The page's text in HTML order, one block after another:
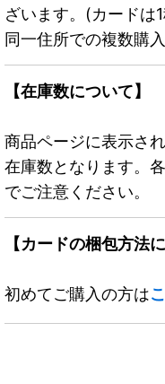
ざいます。(カードは
同一住所での複数購
【在庫数について】
商品ページに表示さ
在庫数となります。
でご注意ください。
【カードの梱包方法
初めてご購入の方は